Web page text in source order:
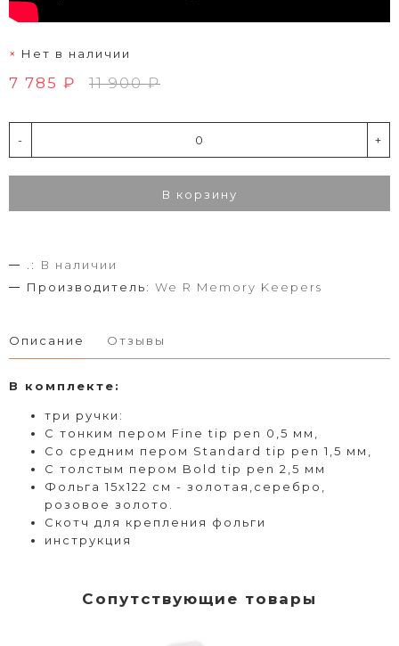
Нет в наличии
7 785 ₽ 11 900 ₽
- +
В корзину
.:
В наличии
Производитель: We R Memory Keepers
Описание Отзывы
В комплекте:
три ручки:
С тонким пером Fine tip pen 0,5 мм,
Со средним пером Standard tip pen 1,5 мм,
С толстым пером Bold tip pen 2,5 мм
Фольга 15х122 см - золотая,серебро,
розовое золото.
Скотч для крепления фольги
инструкция
Сопутствующие товары